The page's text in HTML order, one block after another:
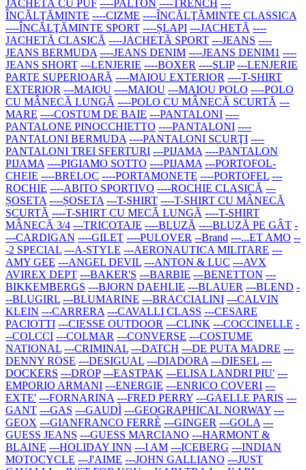
JACHETĂ CU PUF ----PALTON ----TRENCH ---
ÎNCĂLŢĂMINTE ----CIZME ----ÎNCĂLŢĂMINTE CLASSICA
----ÎNCĂLŢĂMINTE SPORT ----ȘLAPI ---JACHETĂ ----
JACHETĂ CLASICĂ ----JACHETĂ SPORT ---JEANS ----
JEANS BERMUDA ----JEANS DENIM ----JEANS DENIM1 ----
JEANS SHORT ---LENJERIE ----BOXER ----SLIP ---LENJERIE
PARTE SUPERIOARĂ ----MAIOU EXTERIOR ----T-SHIRT
EXTERIOR ---MAIOU ----MAIOU ---MAIOU POLO ----POLO
CU MÂNECĂ LUNGĂ ----POLO CU MÂNECĂ SCURTĂ ---
MARE ----COSTUM DE BAIE ---PANTALONI ----
PANTALONE PINOCCHIETTO ----PANTALONI ----
PANTALONI BERMUDA ----PANTALONI SCURŢI ----
PANTALONI TREI SFERTURI ---PIJAMA ----PANTALON
PIJAMA ----PIGIAMO SOTTO ----PIJAMA ---PORTOFOL-
CHEIE ----BRELOC ----PORTAMONETE ----PORTOFEL ---
ROCHIE ----ABITO SPORTIVO ----ROCHIE CLASICĂ ---
ȘOSETA ----ȘOSETA ---T-SHIRT ----T-SHIRT CU MÂNECĂ
SCURTĂ ----T-SHIRT CU MECĂ LUNGĂ ----T-SHIRT
MÂNECĂ 3/4 ---TRICOTAJE ----BLUZĂ ----BLUZĂ PE GÂT -
---CARDIGAN ----GILET ----PULOVER --Brand ---...ET AMO --
-2 SPECIAL ---A-STYLE ---AERONAUTICA MILITARE ---
AMY GEE ---ANGEL DEVIL ---ANTON & LUC ---AVX
AVIREX DEPT ---BAKER'S ---BARBIE ---BENETTON ---
BIKKEMBERGS ---BJORN DAEHLIE ---BLAUER ---BLEND -
--BLUGIRL ---BLUMARINE ---BRACCIALINI ---CALVIN
KLEIN ---CARRERA ---CAVALLI CLASS ---CESARE
PACIOTTI ---CIESSE OUTDOOR ---CLINK ---COCCINELLE -
--COLCCI ---COLMAR ---CONVERSE ---COSTUME
NATIONAL ---CRIMINAL ---DATCH ---DE PUTA MADRE ---
DENNY ROSE ---DESIGUAL ---DIADORA ---DIESEL ---
DOCKERS ---DROP ---EASTPAK ---ELISA LANDRI PIU' ---
EMPORIO ARMANI ---ENERGIE ---ENRICO COVERI ---
EXTE' ---FORNARINA ---FRED PERRY ---GAELLE PARIS ---
GANT ---GAS ---GAUDÌ ---GEOGRAPHICAL NORWAY ---
GEOX ---GIANFRANCO FERRÈ ---GINGER ---GOLA ---
GUESS JEANS ---GUESS MARCIANO ---HARMONT &
BLAINE ---HOLIDAY INN ---I AM ---ICEBERG ---INDIAN
MOTOCYCLE ---J'AIME ---JOHN GALLIANO ---JUST